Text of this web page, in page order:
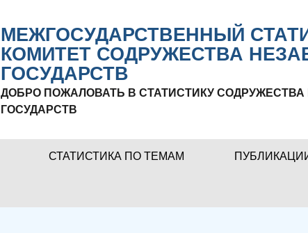
МЕЖГОСУДАРСТВЕННЫЙ
КОМИТЕТ СОДРУЖЕСТВА
ГОСУДАРСТВ
ДОБРО ПОЖАЛОВАТЬ В СТАТИСТИКУ
ГОСУДАРСТВ
СТАТИСТИКА ПО ТЕМАМ